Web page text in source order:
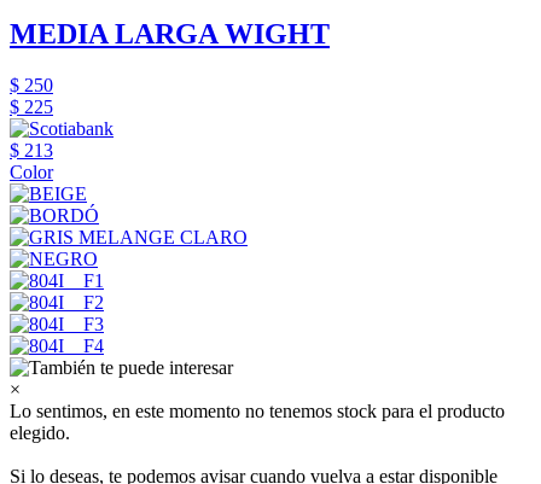
MEDIA LARGA WIGHT
$ 250
$ 225
$ 213
Color
×
Lo sentimos, en este momento no tenemos stock para el producto
elegido.
Si lo deseas, te podemos avisar cuando vuelva a estar disponible